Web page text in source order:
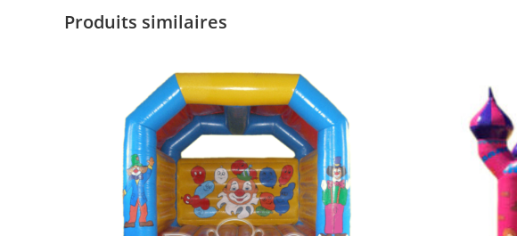
Produits similaires